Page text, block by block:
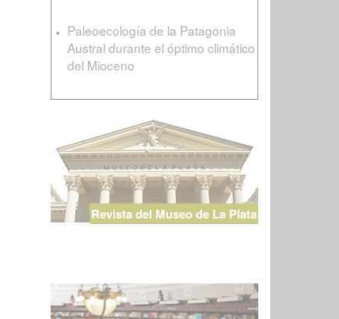
Paleoecología de la Patagonia
Austral durante el óptimo climático
del Mioceno
Revista del Museo de La Plata